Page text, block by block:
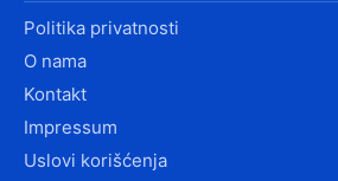
Politika privatnosti
O nama
Kontakt
Impressum
Uslovi korišćenja